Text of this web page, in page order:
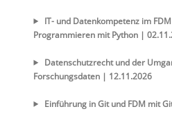
IT- und Datenkompetenz im
Programmieren mit Python |
Datenschutzrecht und der
Forschungsdaten | 12.11.2026
Einführung in Git und FDM mit